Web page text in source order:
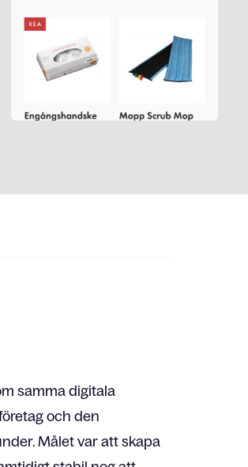
samma digitala
och den
Målet var att skapa